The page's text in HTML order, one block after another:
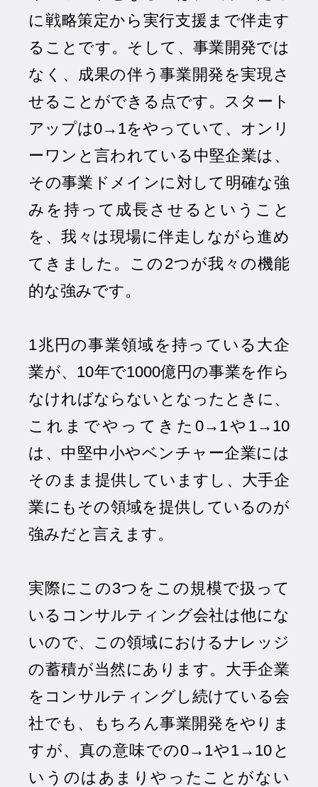
に戦略策定から実行支援まで伴走す
ることです。そして、事業開発では
なく、成果の伴う事業開発を実現さ
せることができる点です。スタート
アップは0→1をやっていて、オンリ
ーワンと言われている中堅企業は、
その事業ドメインに対して明確な強
みを持って成長させるということ
を、我々は現場に伴走しながら進め
てきました。この2つが我々の機能
的な強みです。
1兆円の事業領域を持っている大企
業が、10年で1000億円の事業を作ら
なければならないとなったときに、
これまでやってきた0→1や1→10
は、中堅中小やベンチャー企業には
そのまま提供していますし、大手企
業にもその領域を提供しているのが
強みだと言えます。
実際にこの3つをこの規模で扱って
いるコンサルティング会社は他にな
いので、この領域におけるナレッジ
の蓄積が当然にあります。大手企業
をコンサルティングし続けている会
社でも、もちろん事業開発をやりま
すが、真の意味での0→1や1→10と
いうのはあまりやったことがない